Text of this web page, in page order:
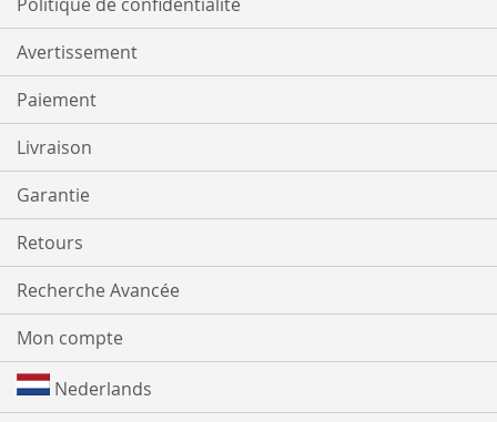
Avertissement
Paiement
Livraison
Garantie
Retours
Recherche Avancée
Mon compte
Nederlands